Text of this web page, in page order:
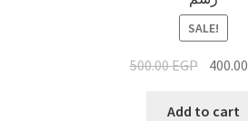
SALE!
500.00EGP 400.00
Add to cart